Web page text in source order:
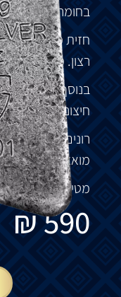
בחומריםשונים:
חזיתמטילהכסף
רצון. מצייןאת
בנוסףהאותWunjo
חיצוניותאוברכוש
רוניםהםמטילי
מואצלתבצבע
מטילהכסףמגיע
590
₪